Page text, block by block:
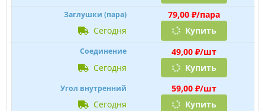
Заглушки (пара)
79,00 ₽/пара
сегодня
Купить
Соединение
49,00 ₽/шт
сегодня
Купить
Угол внутренний
59,00 ₽/шт
сегодня
Купить